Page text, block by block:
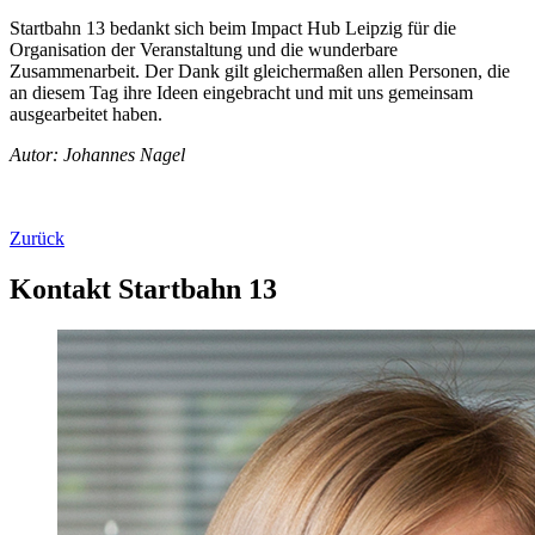
Startbahn 13 bedankt sich beim Impact Hub Leipzig für die
Organisation der Veranstaltung und die wunderbare
Zusammenarbeit. Der Dank gilt gleichermaßen allen Personen, die
an diesem Tag ihre Ideen eingebracht und mit uns gemeinsam
ausgearbeitet haben.
Autor: Johannes Nagel
Zurück
Kontakt Startbahn 13